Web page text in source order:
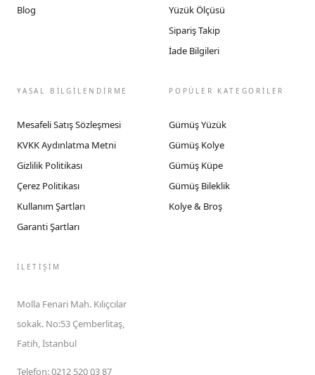
Blog
Yüzük Ölçüsü
Sipariş Takip
İade Bilgileri
YASAL BİLGİLENDİRME
Mesafeli Satış Sözleşmesi
KVKK Aydınlatma Metni
Gizlilik Politikası
Çerez Politikası
Kullanım Şartları
Garanti Şartları
POPÜLER KATEGORİLER
Gümüş Yüzük
Gümüş Kolye
Gümüş Küpe
Gümüş Bileklik
Kolye & Broş
İLETIŞIM
Molla Fenari Mah. Kılıçcılar
sokak. No:53 Çemberlitaş,
Fatih, İstanbul
Telefon:0212 520 03 87